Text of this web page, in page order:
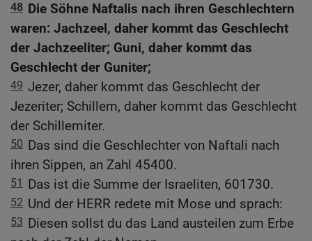
48 Die Söhne Naftalis nach ihren Geschlechtern
waren: Jachzeel, daher kommt das Geschlecht
der Jachzeeliter; Guni, daher kommt das
Geschlecht der Guniter;
49 Jezer, daher kommt das Geschlecht der
Jezeriter; Schillem, daher kommt das Geschlecht
der Schillemiter.
50 Das sind die Geschlechter von Naftali nach
ihren Sippen, an Zahl 45400.
51 Das ist die Summe der Israeliten, 601730.
52 Und der HERR redete mit Mose und sprach:
53 Diesen sollst du das Land austeilen zum Erbe